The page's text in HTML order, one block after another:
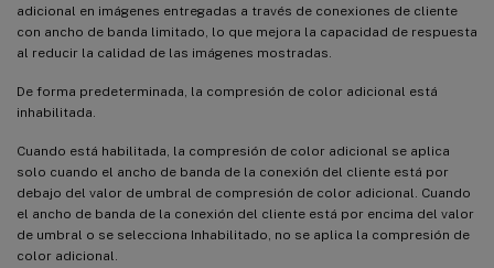
adicional en imágenes entregadas a través de conexiones de cliente
con ancho de banda limitado, lo que mejora la capacidad de respuesta
al reducir la calidad de las imágenes mostradas.
De forma predeterminada, la compresión de color adicional está
inhabilitada.
Cuando está habilitada, la compresión de color adicional se aplica
solo cuando el ancho de banda de la conexión del cliente está por
debajo del valor de umbral de compresión de color adicional. Cuando
el ancho de banda de la conexión del cliente está por encima del valor
de umbral o se selecciona Inhabilitado, no se aplica la compresión de
color adicional.